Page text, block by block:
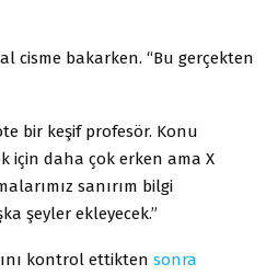
cisme bakarken. “Bu gerçekten
bir keşif profesör. Konu
için daha çok erken ama X
sanırım bilgi
şeyler ekleyecek.”
kontrol ettikten sonra